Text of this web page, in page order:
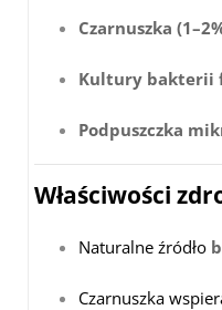
Czarnuszka
Kultury bakterii
Podpuszczka
Właściwości
Naturalne źródło
Czarnuszka